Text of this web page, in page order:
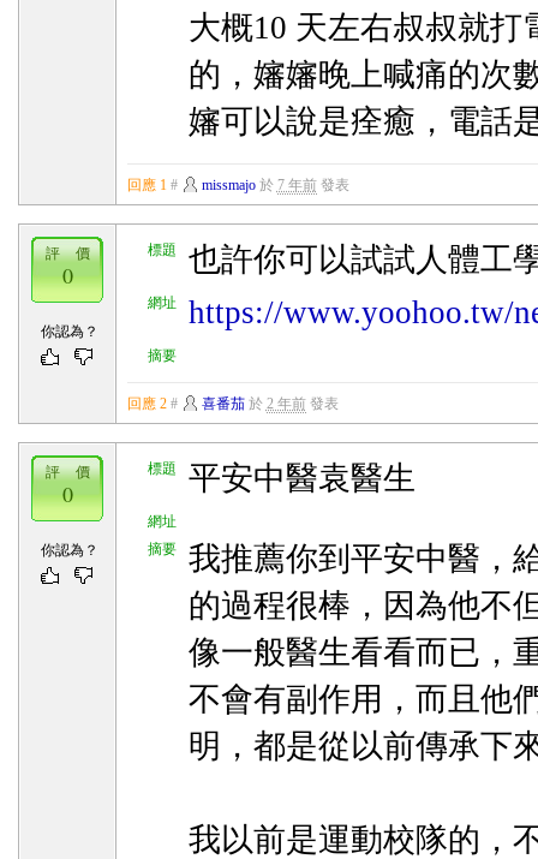
大概10 天左右叔叔就
的，嬸嬸晚上喊痛的次
嬸可以說是痊癒，電話
回應 1 # missmajo於 7 年前發表
標題 也許你可以試試人體工
網址 https://www.yoohoo.tw/
摘要
評 價
0
你認為？
回應 2 # 喜番茄於 2 年前發表
標題 平安中醫袁醫生
網址
摘要
我推薦你到平安中醫，
的過程很棒，因為他不
像一般醫生看看而已，
不會有副作用，而且他
明，都是從以前傳承下
我以前是運動校隊的，
評 價
0
你認為？